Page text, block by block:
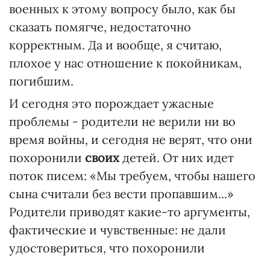
военных к этому вопросу было, как бы
сказать помягче, недостаточно
корректным. Да и вообще, я считаю,
плохое у нас отношение к покойникам,
погибшим.
И сегодня это порождает ужасные
проблемы - родители не верили ни во
время войны, и сегодня не верят, что они
похоронили своихдетей. От них идет
поток писем: «Мы требуем, чтобы нашего
сына считали без вести пропавшим...»
Родители приводят какие-то аргументы,
фактические и чувственные: не дали
удостовериться, что похоронили